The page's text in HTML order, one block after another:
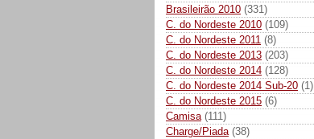
Brasileirão 2010 (331)
C. do Nordeste 2010 (109)
C. do Nordeste 2011 (8)
C. do Nordeste 2013 (203)
C. do Nordeste 2014 (128)
C. do Nordeste 2014 Sub-20 (1)
C. do Nordeste 2015 (6)
Camisa (111)
Charge/Piada (38)